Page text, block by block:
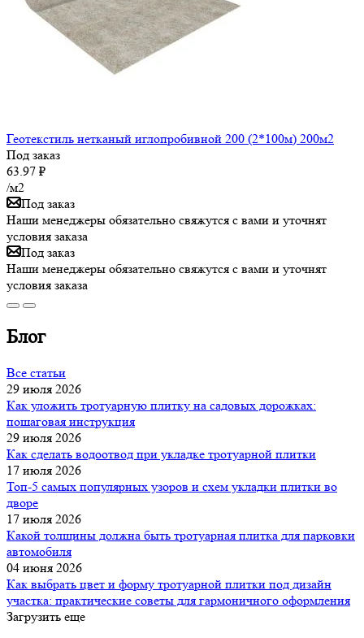
Геотекстиль нетканый иглопробивной 200 (2*100м) 200м2
Под заказ
63.97 ₽
/м2
Под заказ
Наши менеджеры обязательно свяжутся с вами и уточнят
условия заказа
Под заказ
Наши менеджеры обязательно свяжутся с вами и уточнят
условия заказа
Блог
Все статьи
29 июля 2026
Как уложить тротуарную плитку на садовых дорожках:
пошаговая инструкция
29 июля 2026
Как сделать водоотвод при укладке тротуарной плитки
17 июля 2026
Топ-5 самых популярных узоров и схем укладки плитки во
дворе
17 июля 2026
Какой толщины должна быть тротуарная плитка для парковки
автомобиля
04 июня 2026
Как выбрать цвет и форму тротуарной плитки под дизайн
участка: практические советы для гармоничного оформления
Загрузить еще